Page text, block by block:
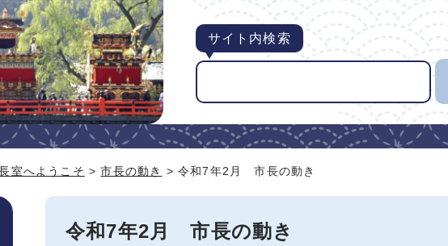
サイト内検索
室へようこそ >市長の動き > 令和7年2月 市長の動き
令和7年2月 市長の動き